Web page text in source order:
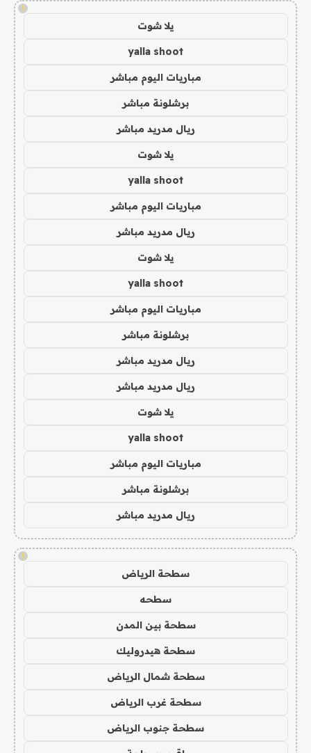
!
يلا شوت
yalla shoot
مباريات اليوم مباشر
برشلونة مباشر
ريال مدريد مباشر
يلا شوت
yalla shoot
مباريات اليوم مباشر
ريال مدريد مباشر
يلا شوت
yalla shoot
مباريات اليوم مباشر
برشلونة مباشر
ريال مدريد مباشر
ريال مدريد مباشر
يلا شوت
yalla shoot
مباريات اليوم مباشر
برشلونة مباشر
ريال مدريد مباشر
!
سطحة الرياض
سطحه
سطحة بين المدن
سطحة هيدروليك
سطحة شمال الرياض
سطحة غرب الرياض
سطحة جنوب الرياض